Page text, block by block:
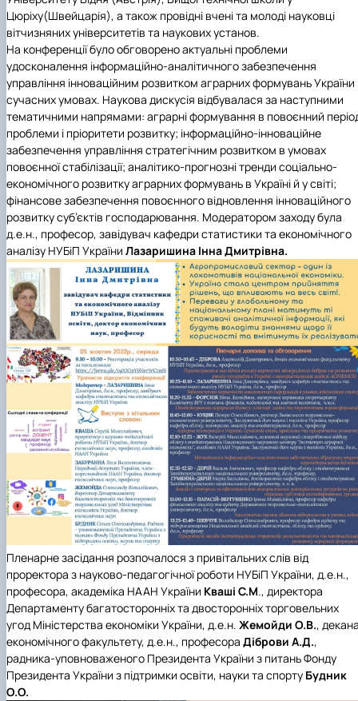
Цюріху(Швейцарія), а також провідні вчені та молоді науковці
вітчизняних університетів та наукових установ.
На конференції було обговорено актуальні проблеми
удосконалення інформаційно-аналітичного забезпечення
управління інноваційним розвитком аграрних формувань України
сучасних умовах. Наукова дискусія відбувалася за наступними
тематичними напрямами: аграрні формування в повоєнний
проблеми і пріоритети розвитку; інформаційно-інноваційне
забезпечення управління стратегічним розвитком в умовах
повоєнної стабілізації; аналітико-прогнозні тренди соціально-
економічного розвитку аграрних формувань в Україні й у світі;
фінансове забезпечення повоєнного відновлення інноваційного
розвитку суб’єктів господарювання. Модератором заходу була
д.е.н., професор, завідувач кафедри статистики та економічного
аналізу НУБіП України Лазаришина Інна Дмитрівна.
Пленарне засідання розпочалося з привітальних слів від
проректора з науково-педагогічної роботи НУБіП України, д.е.н.,
професора, академіка НААН України Кваші С.М., директора
Департаменту багатосторонніх та двосторонніх торговельних
угод Міністерства економіки України, д.е.н. Жемойди О.В.,
економічного факультету, д.е.н., професора Діброви А.Д.,
радника-уповноваженого Президента України з питань Фонду
Президента України з підтримки освіти, науки та спорту Будник
О.О.